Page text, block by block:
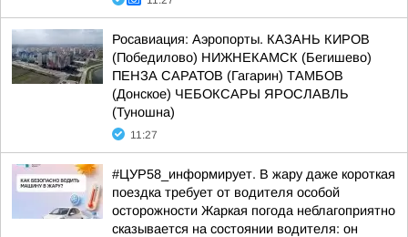
Росавиация: Аэропорты. КАЗАНЬ КИРОВ
(Победилово) НИЖНЕКАМСК (Бегишево)
ПЕНЗА САРАТОВ (Гагарин) ТАМБОВ
(Донское) ЧЕБОКСАРЫ ЯРОСЛАВЛЬ
(Туношна)
11:27
#ЦУР58_информирует. В жару даже короткая
поездка требует от водителя особой
осторожности Жаркая погода неблагоприятно
сказывается на состоянии водителя: он